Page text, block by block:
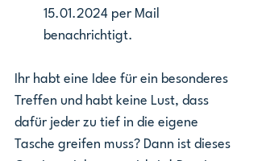
15.01.2024 per Mail
benachrichtigt.
Ihr habt eine Idee für ein besonderes
Treffen und habt keine Lust, dass
dafür jeder zu tief in die eigene
Tasche greifen muss? Dann ist dieses